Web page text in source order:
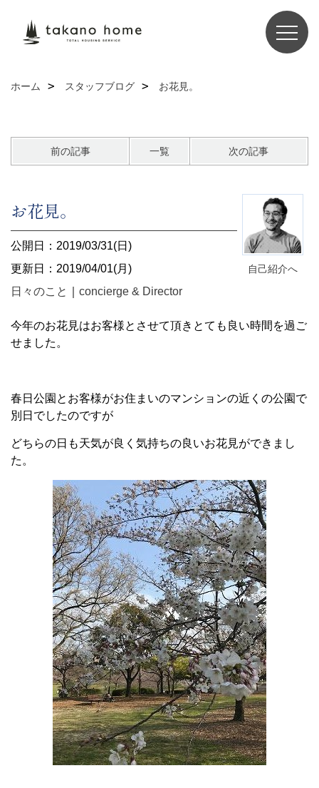
ホーム スタッフブログ お花見。
前の記事 一覧 次の記事
自己紹介へ
お花見。
公開日：2019/03/31(日)
更新日：2019/04/01(月)
日々のこと
concierge & Director
今年のお花見はお客様とさせて頂きとても良い時間を過ご
せました。
春日公園とお客様がお住まいのマンションの近くの公園で
別日でしたのですが
どちらの日も天気が良く気持ちの良いお花見ができまし
た。